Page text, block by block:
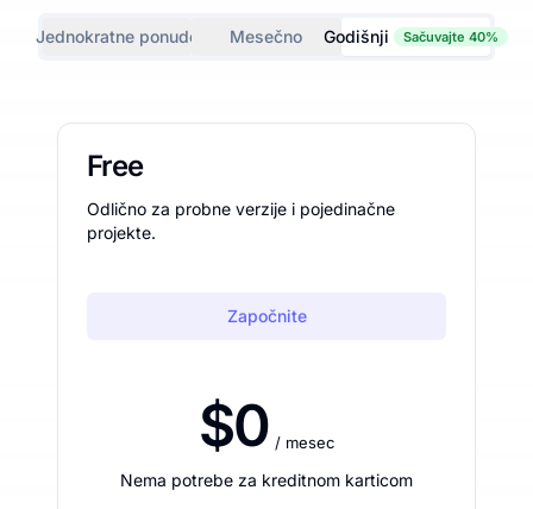
Jednokratne ponude Mesečno Godišnji Sačuvajte 40%
Free
Odlično za probne verzije i pojedinačne
projekte.
Započnite
$0 / mesec
Nema potrebe za kreditnom karticom